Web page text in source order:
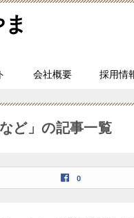
会社概要 採用情
ど」の記事一覧
0